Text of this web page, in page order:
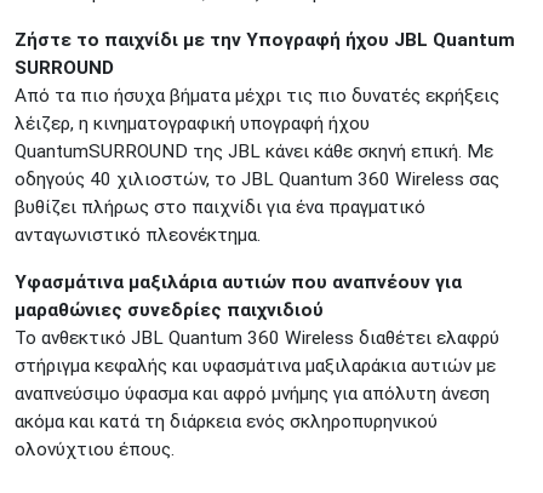
Προσοχή!Η Διαθεσιμότητα μεταβάλλεται συνεχώς
Διαβάστε εδώ
Ζήστε το παιχνίδι με την Υπογραφή ήχου JBL Quantum
SURROUND
Από τα πιο ήσυχα βήματα μέχρι τις πιο δυνατές εκρήξεις
λέιζερ, η κινηματογραφική υπογραφή ήχου
QuantumSURROUND της JBL κάνει κάθε σκηνή επική. Με
οδηγούς 40 χιλιοστών, το JBL Quantum 360 Wireless σας
βυθίζει πλήρως στο παιχνίδι για ένα πραγματικό
ανταγωνιστικό πλεονέκτημα.
Υφασμάτινα μαξιλάρια αυτιών που αναπνέουν για
μαραθώνιες συνεδρίες παιχνιδιού
Το ανθεκτικό JBL Quantum 360 Wireless διαθέτει ελαφρύ
στήριγμα κεφαλής και υφασμάτινα μαξιλαράκια αυτιών με
αναπνεύσιμο ύφασμα και αφρό μνήμης για απόλυτη άνεση
ακόμα και κατά τη διάρκεια ενός σκληροπυρηνικού
ολονύχτιου έπους.